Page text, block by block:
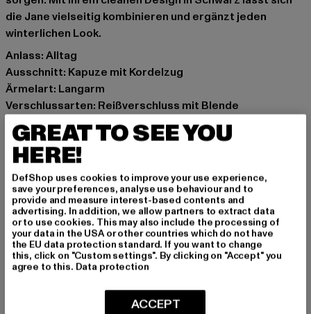
die Jane vielseitig kombinieren und ergänzt jeden
winterlichen Look.
Anlass: Alltag
Ausschnitt: Kapuze mit Kordelzug
Ärmelart: Langarm
Verschlussarten: Reißverschluss mit Blende
Details: Brandlogo, Einschubtaschen, Kordelzug im
Taillenbereich
Schnitt: Lang
Marke: Ragwear
Kat.: Mäntel
Farbe: schwarz
Hersteller Farbe: black
Materialzusammensetzung: 100% Polyester, 65%
Baumwolle, 35% Polyester
Innenfutter: Polyester
Art.Nr: 212160017-00007
GREAT TO SEE YOU
HERE!
DefShop uses cookies to improve your use experience,
save your preferences, analyse use behaviour and to
provide and measure interest-based contents and
advertising. In addition, we allow partners to extract data
or to use cookies. This may also include the processing of
your data in the USA or other countries which do not have
the EU data protection standard. If you want to change
this, click on "Custom settings". By clicking on "Accept" you
agree to this. Data protection
ACCEPT